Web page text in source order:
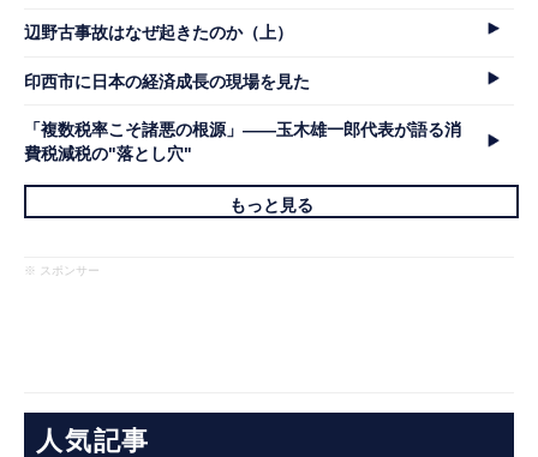
辺野古事故はなぜ起きたのか（上）
印西市に日本の経済成長の現場を見た
「複数税率こそ諸悪の根源」――玉木雄一郎代表が語る消
費税減税の"落とし穴"
もっと見る
※ スポンサー
人気記事